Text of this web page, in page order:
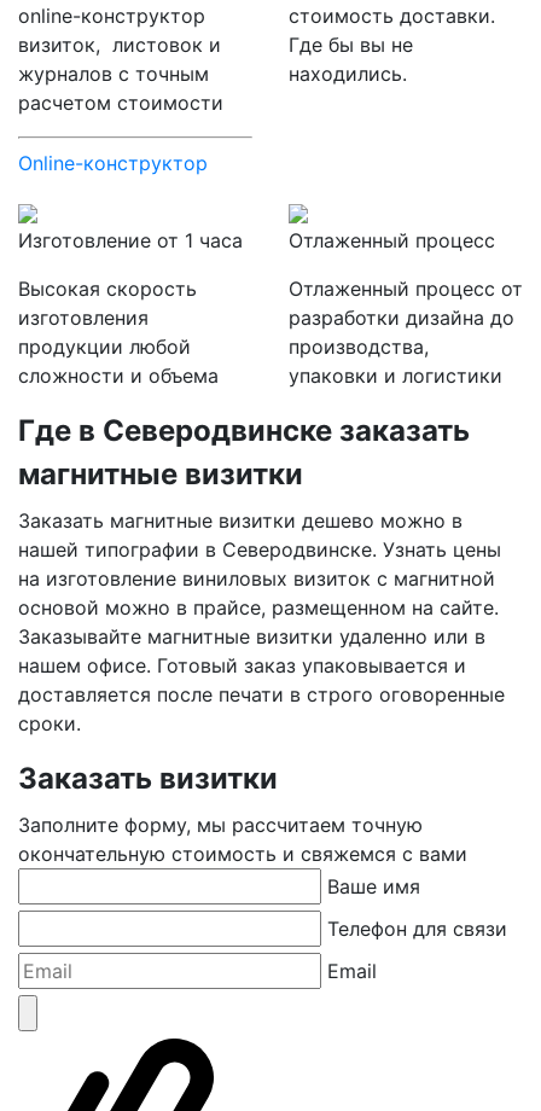
online-конструктор
визиток, листовок и
журналов с точным
расчетом стоимости
Online-конструктор
стоимость доставки.
Где бы вы не
находились.
Изготовление от 1 часа
Высокая скорость
изготовления
продукции любой
сложности и объема
Отлаженный процесс
Отлаженный процесс от
разработки дизайна до
производства,
упаковки и логистики
Где в Северодвинске заказать
магнитные визитки
Заказать магнитные визитки дешево можно в
нашей типографии в Северодвинске. Узнать цены
на изготовление виниловых визиток с магнитной
основой можно в прайсе, размещенном на сайте.
Заказывайте магнитные визитки удаленно или в
нашем офисе. Готовый заказ упаковывается и
доставляется после печати в строго оговоренные
сроки.
Заказать визитки
Заполните форму, мы рассчитаем точную
окончательную стоимость и свяжемся с вами
Ваше имя
Телефон для связи
Email